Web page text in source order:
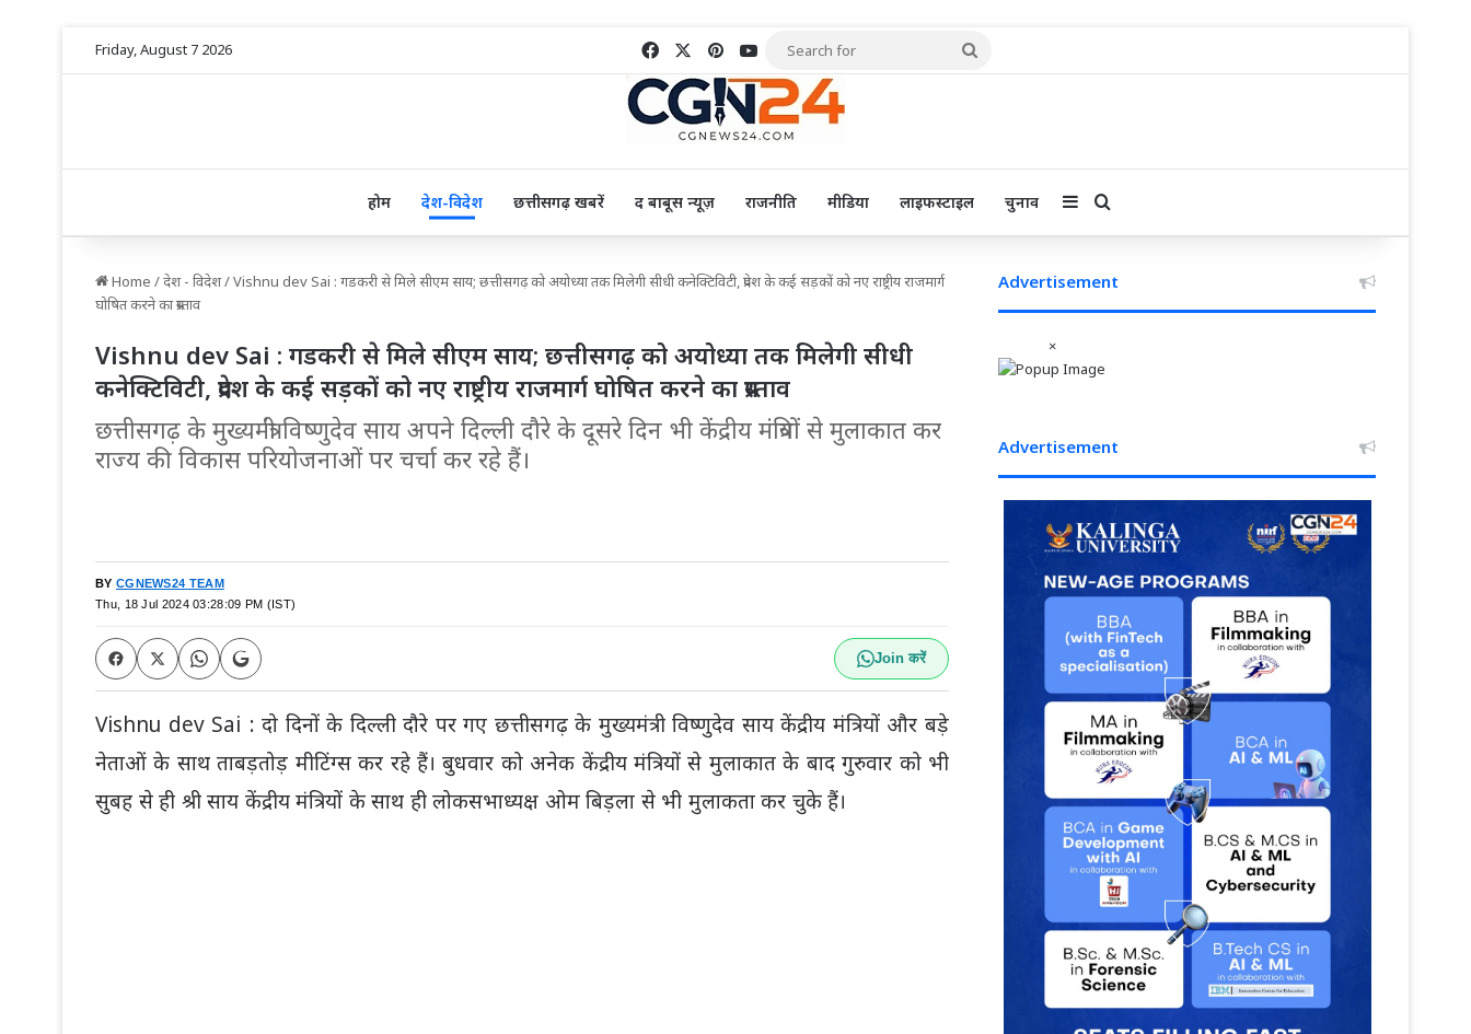
Friday, August 7 2026 FacebookPinterest
YouTube
Search
होम देश-विदेश छत्तीसगढ़ खबरें द बाबूस न्यूज़ राजनीति मीडिया लाइफस्टाइल चुनाव Sidebar
Home /देश - विदेश/Vishnu dev Sai : गडकरी से मिले सीएम साय; छत्तीसगढ़ को अयोध्या तक मिलेगी सीधी कनेक्टिविटी, प्रदेश के कई सड़कों को नए राष्ट्रीय राजमार्ग
घोषित करने का प्रस्ताव
Vishnu dev Sai : गडकरी से मिले सीएम साय; छत्तीसगढ़ को अयोध्या तक मिलेगी सीधी
कनेक्टिविटी, प्रदेश के कई सड़कों को नए राष्ट्रीय राजमार्ग घोषित करने का प्रस्ताव
छत्तीसगढ़ के मुख्यमंत्री विष्णुदेव साय अपने दिल्ली दौरे के दूसरे दिन भी केंद्रीय मंत्रियों से मुलाकात कर
राज्य की विकास परियोजनाओं पर चर्चा कर रहे हैं।
BY CGNEWS24 TEAM
Thu, 18 Jul 2024 03:28:09 PM (IST)
Join करें
Vishnu dev Sai : दो दिनों के दिल्ली दौरे पर गए छत्तीसगढ़ के मुख्यमंत्री विष्णुदेव साय केंद्रीय मंत्रियों और बड़े
नेताओं के साथ ताबड़तोड़ मीटिंग्स कर रहे हैं। बुधवार को अनेक केंद्रीय मंत्रियों से मुलाकात के बाद गुरुवार को भी
सुबह से ही श्री साय केंद्रीय मंत्रियों के साथ ही लोकसभाध्यक्ष ओम बिड़ला से भी मुलाकता कर चुके हैं।
Advertisement
×
Advertisement